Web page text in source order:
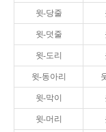
윗-당줄
윗-덧줄
윗-도리
윗-동아리
윗-막이
윗-머리